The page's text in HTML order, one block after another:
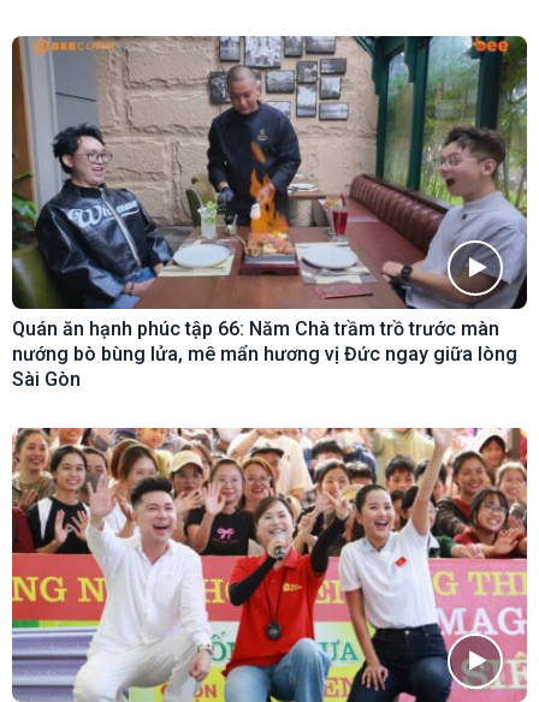
Quán ăn hạnh phúc tập 66: Năm Chà trầm trồ trước màn
nướng bò bùng lửa, mê mẩn hương vị Đức ngay giữa lòng
Sài Gòn